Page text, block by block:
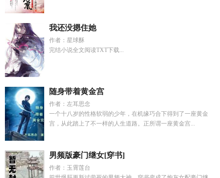
我还没摁住她
作者：星球酥
完结小说全文阅读TXT下载...
随身带着黄金宫
作者：左耳思念
一个十八岁的性格软弱的少年，在机缘巧合下得到了一座黄金
宫，从此踏上了不一样的人生道路。正所谓一座黄金宫...
男频版豪门继女[穿书]
作者：玉霄莲台